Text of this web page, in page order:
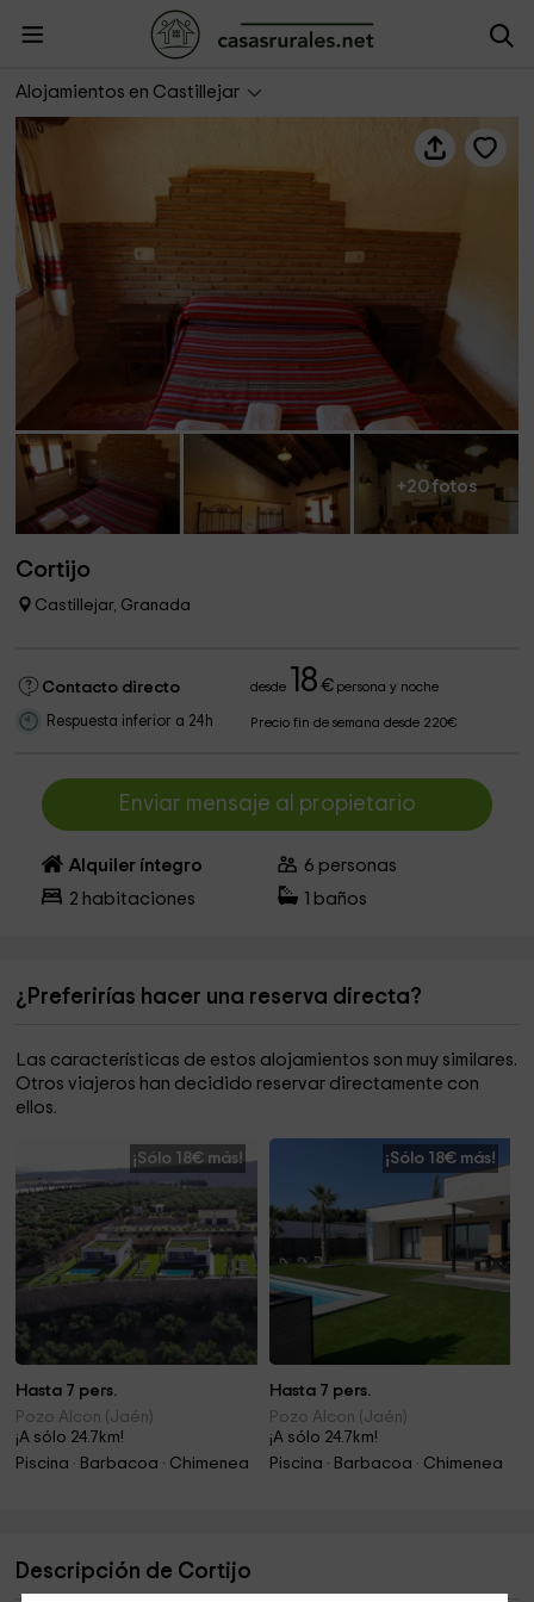
Alojamientos en Castillejar
+20 fotos
Cortijo
Castillejar, Granada
Contacto directo desde 18 €persona y noche
Respuesta inferior a 24h Precio fin de semana desde 220€
Enviar mensaje al propietario
Alquiler íntegro 6 personas
2 habitaciones baños
¿Preferirías hacer una reserva directa?
Las características de estos alojamientos son muy similares.
Otros viajeros han decidido reservar directamente con
ellos.
¡Sólo 18€ más!
Hasta 7 pers.
Pozo Alcon (Jaén)
¡A sólo 24.7km!
Piscina · Barbacoa · Chimenea
¡Sólo 18€ más!
Hasta 7 pers.
Pozo Alcon (Jaén)
¡A sólo 24.7km!
Piscina · Barbacoa · Chimenea
Descripción de Cortijo